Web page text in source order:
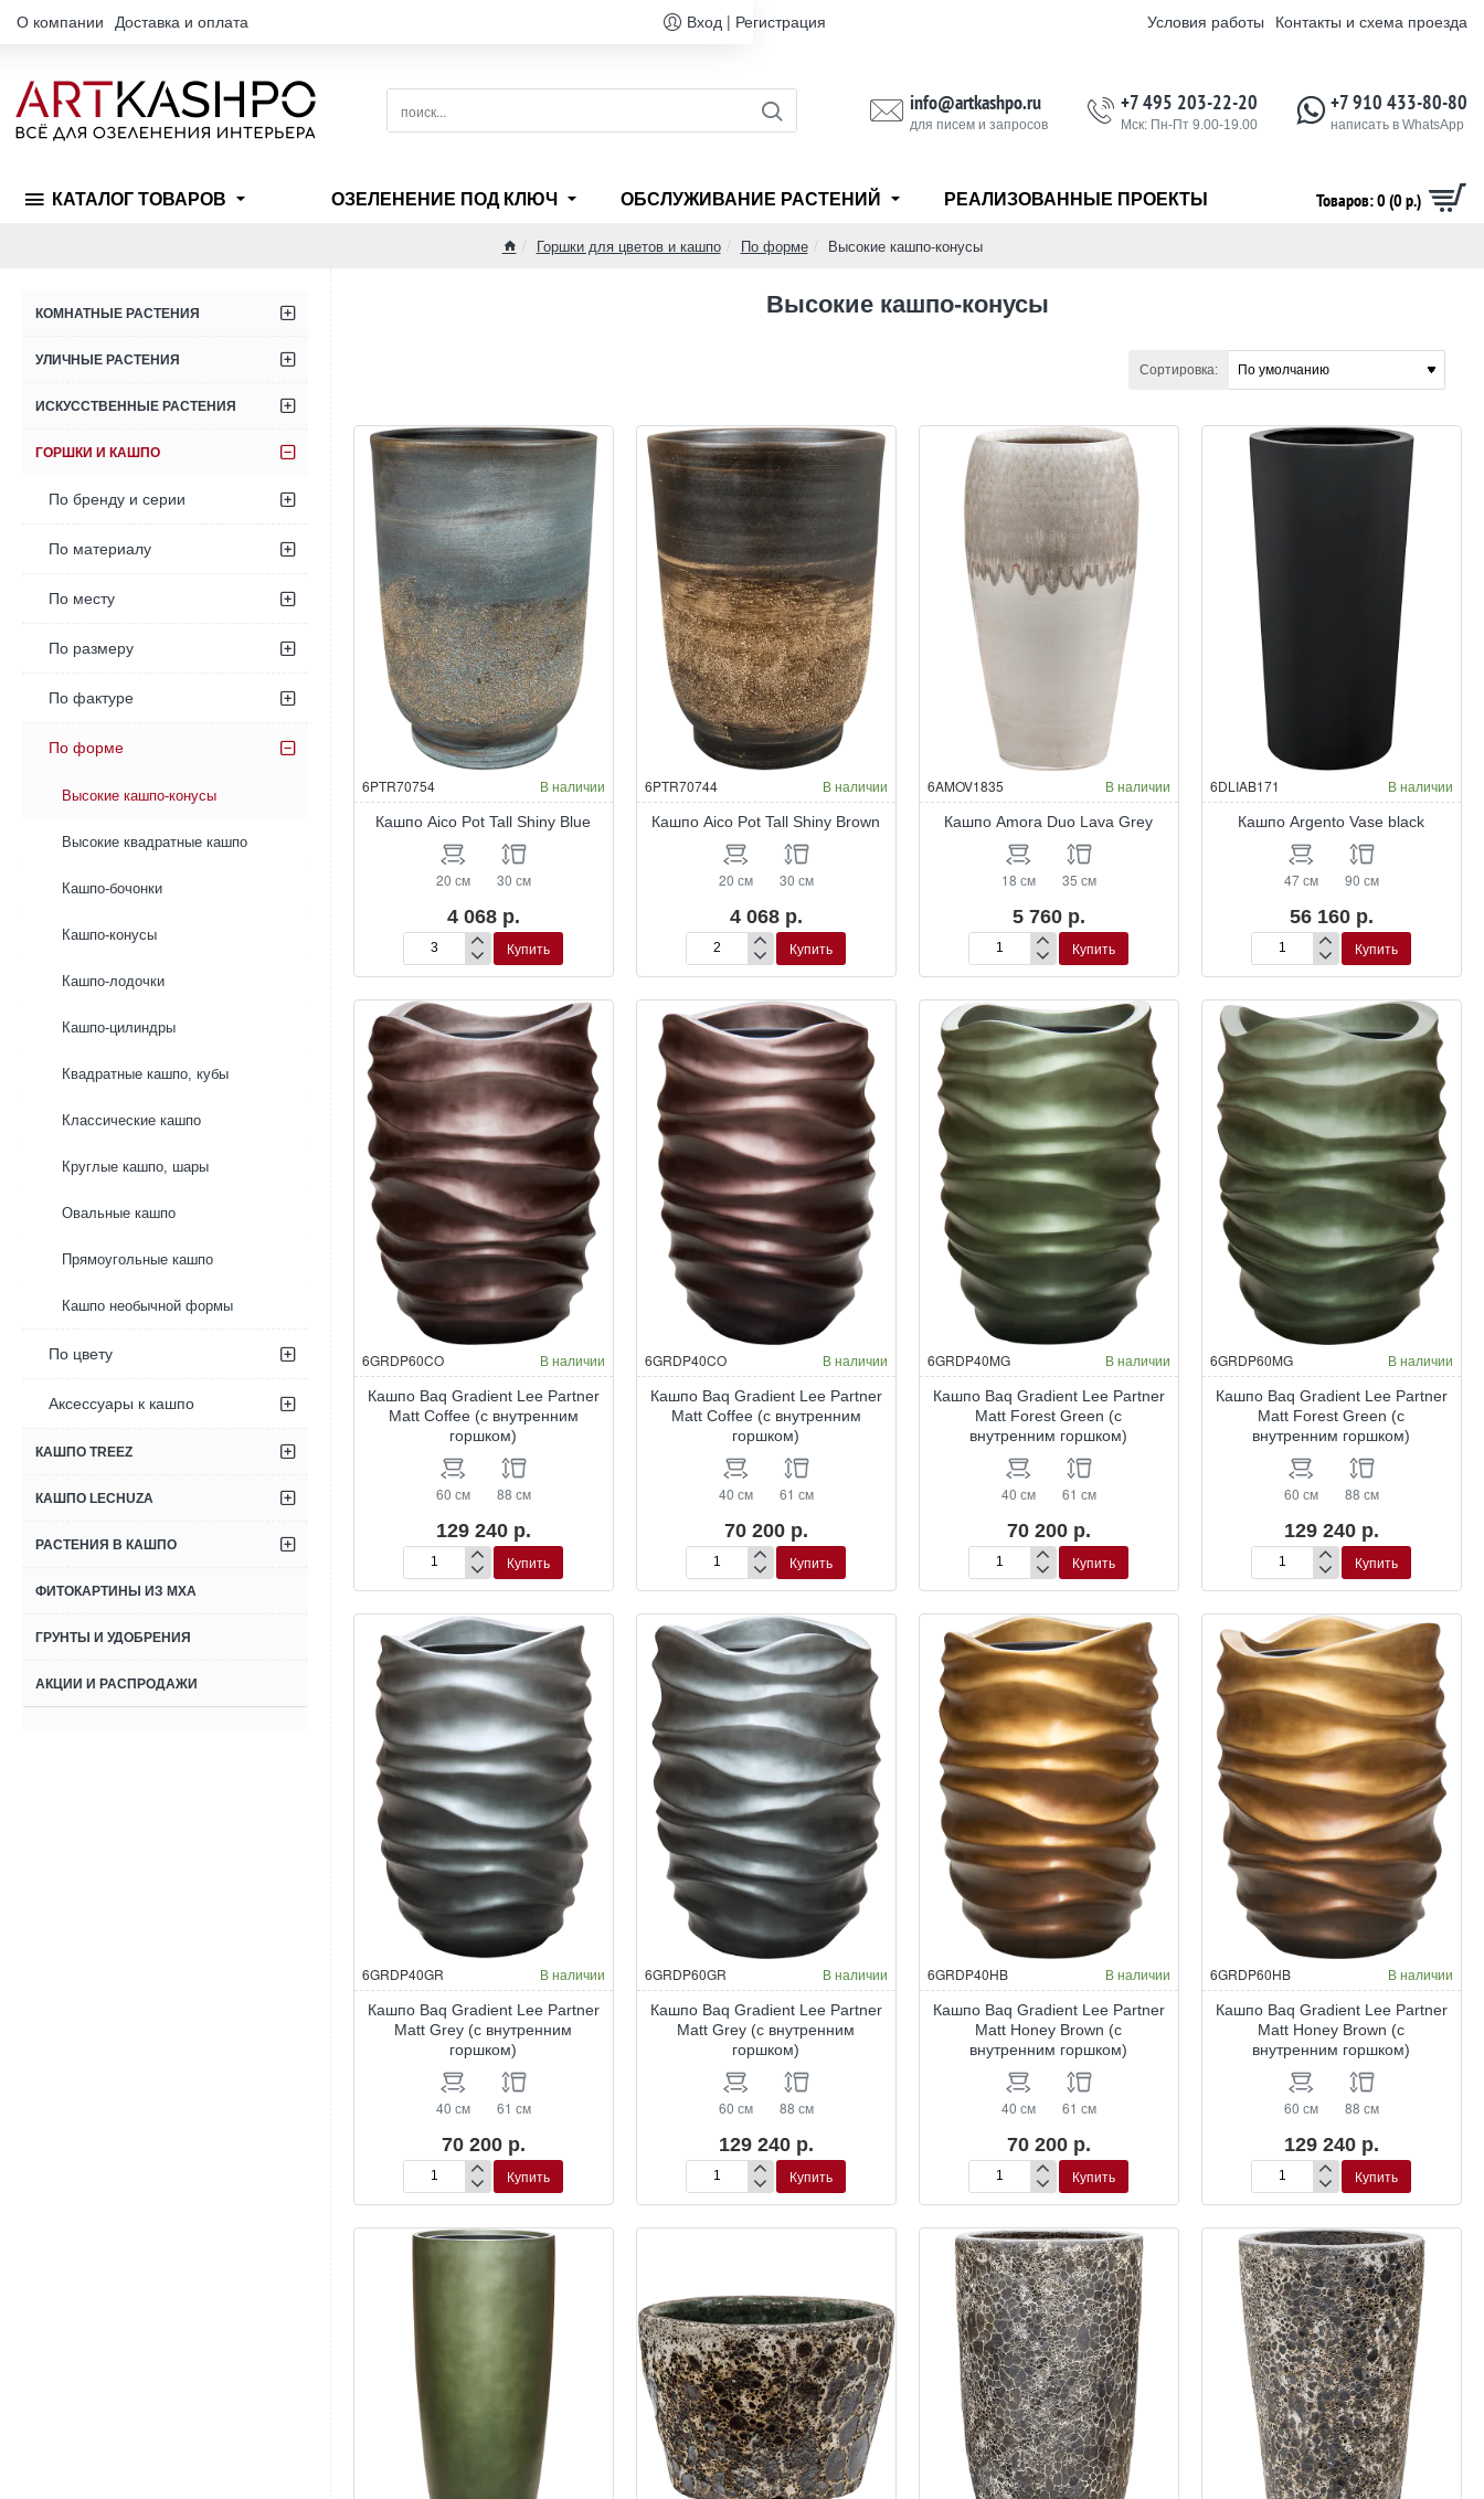
О компании Доставка и оплата Вход | Регистрация Условия работы Контакты и схема проезда
поиск...
info@artkashpo.ru
для писем и запросов
+7 495 203-22-20
Мск: Пн-Пт 9.00-19.00
+7 910 433-80-80
написать в WhatsApp
КАТАЛОГ ТОВАРОВ ОЗЕЛЕНЕНИЕ ПОД КЛЮЧ ОБСЛУЖИВАНИЕ РАСТЕНИЙ РЕАЛИЗОВАННЫЕ ПРОЕКТЫ Товаров: 0 (0 р.)
Горшки для цветов и кашпо По форме Высокие кашпо-конусы
КОМНАТНЫЕ РАСТЕНИЯ
УЛИЧНЫЕ РАСТЕНИЯ
ИСКУССТВЕННЫЕ РАСТЕНИЯ
ГОРШКИ И КАШПО
По бренду и серии
По материалу
По месту
По размеру
По фактуре
По форме
Высокие кашпо-конусы
Высокие квадратные кашпо
Кашпо-бочонки
Кашпо-конусы
Кашпо-лодочки
Кашпо-цилиндры
Квадратные кашпо, кубы
Классические кашпо
Круглые кашпо, шары
Овальные кашпо
Прямоугольные кашпо
Кашпо необычной формы
По цвету
Аксессуары к кашпо
КАШПО TREEZ
КАШПО LECHUZA
РАСТЕНИЯ В КАШПО
ФИТОКАРТИНЫ ИЗ МХА
ГРУНТЫ И УДОБРЕНИЯ
АКЦИИ И РАСПРОДАЖИ
Высокие кашпо-конусы
Сортировка:
6PTR70754 В наличии
Кашпо Aico Pot Tall Shiny Blue
20 см 30 см
4 068 р.
Кашпо
Aico
Pot
Tall
Shiny
Blue
Купить
6PTR70744 В наличии
Кашпо Aico Pot Tall Shiny Brown
20 см 30 см
4 068 р.
Кашпо
Aico
Pot
Tall
Shiny
Brown
Купить
6AMOV1835 В наличии
Кашпо Amora Duo Lava Grey
18 см 35 см
5 760 р.
Кашпо
Amora
Duo
Lava
Grey
Купить
6DLIAB171 В наличии
Кашпо Argento Vase black
47 см 90 см
56 160 р.
Кашпо
Argento
Vase
black
Купить
6GRDP60CO В наличии
Кашпо Baq Gradient Lee Partner
Matt Coffee (с внутренним
горшком)
60 см 88 см
129 240 р.
Кашпо
Baq
Gradient
Lee
Partner
Matt
Coffee
внутренним
горшком)
Купить
6GRDP40CO В наличии
Кашпо Baq Gradient Lee Partner
Matt Coffee (с внутренним
горшком)
40 см 61 см
70 200 р.
Кашпо
Baq
Gradient
Lee
Partner
Matt
Coffee
внутренним
горшком)
Купить
6GRDP40MG В наличии
Кашпо Baq Gradient Lee Partner
Matt Forest Green (с
внутренним горшком)
40 см 61 см
70 200 р.
Кашпо
Baq
Gradient
Lee
Partner
Matt
Forest
(с
внутренним
горшком)
Купить
6GRDP60MG В наличии
Кашпо Baq Gradient Lee Partner
Matt Forest Green (с
внутренним горшком)
60 см 88 см
129 240 р.
Кашпо
Baq
Gradient
Lee
Partner
Matt
Forest
(с
внутренним
горшком)
Купить
6GRDP40GR В наличии
Кашпо Baq Gradient Lee Partner
Matt Grey (с внутренним
горшком)
40 см 61 см
70 200 р.
Кашпо
Baq
Gradient
Lee
Matt
Grey
(с
внутренним
горшком)
Купить
6GRDP60GR В наличии
Кашпо Baq Gradient Lee Partner
Matt Grey (с внутренним
горшком)
60 см 88 см
129 240 р.
Кашпо
Baq
Gradient
Grey
(с
внутренним
горшком)
Купить
6GRDP40HB В наличии
Кашпо Baq Gradient Lee Partner
Matt Honey Brown (с
внутренним горшком)
40 см 61 см
70 200 р.
Кашпо
Baq
Gradient
Lee
Partner
Matt
Honey
Brown
(с
внутренним
горшком)
Купить
6GRDP60HB В наличии
Кашпо Baq Gradient Lee Partner
Matt Honey Brown (с
внутренним горшком)
60 см 88 см
129 240 р.
Кашпо
Baq
Gradient
Lee
Partner
Matt
Honey
Brown
(с
внутренним
горшком)
Купить